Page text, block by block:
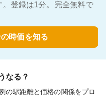
登録は1分。完全無料で
時価を知る
なる？
の駅距離と価格の関係をプロ